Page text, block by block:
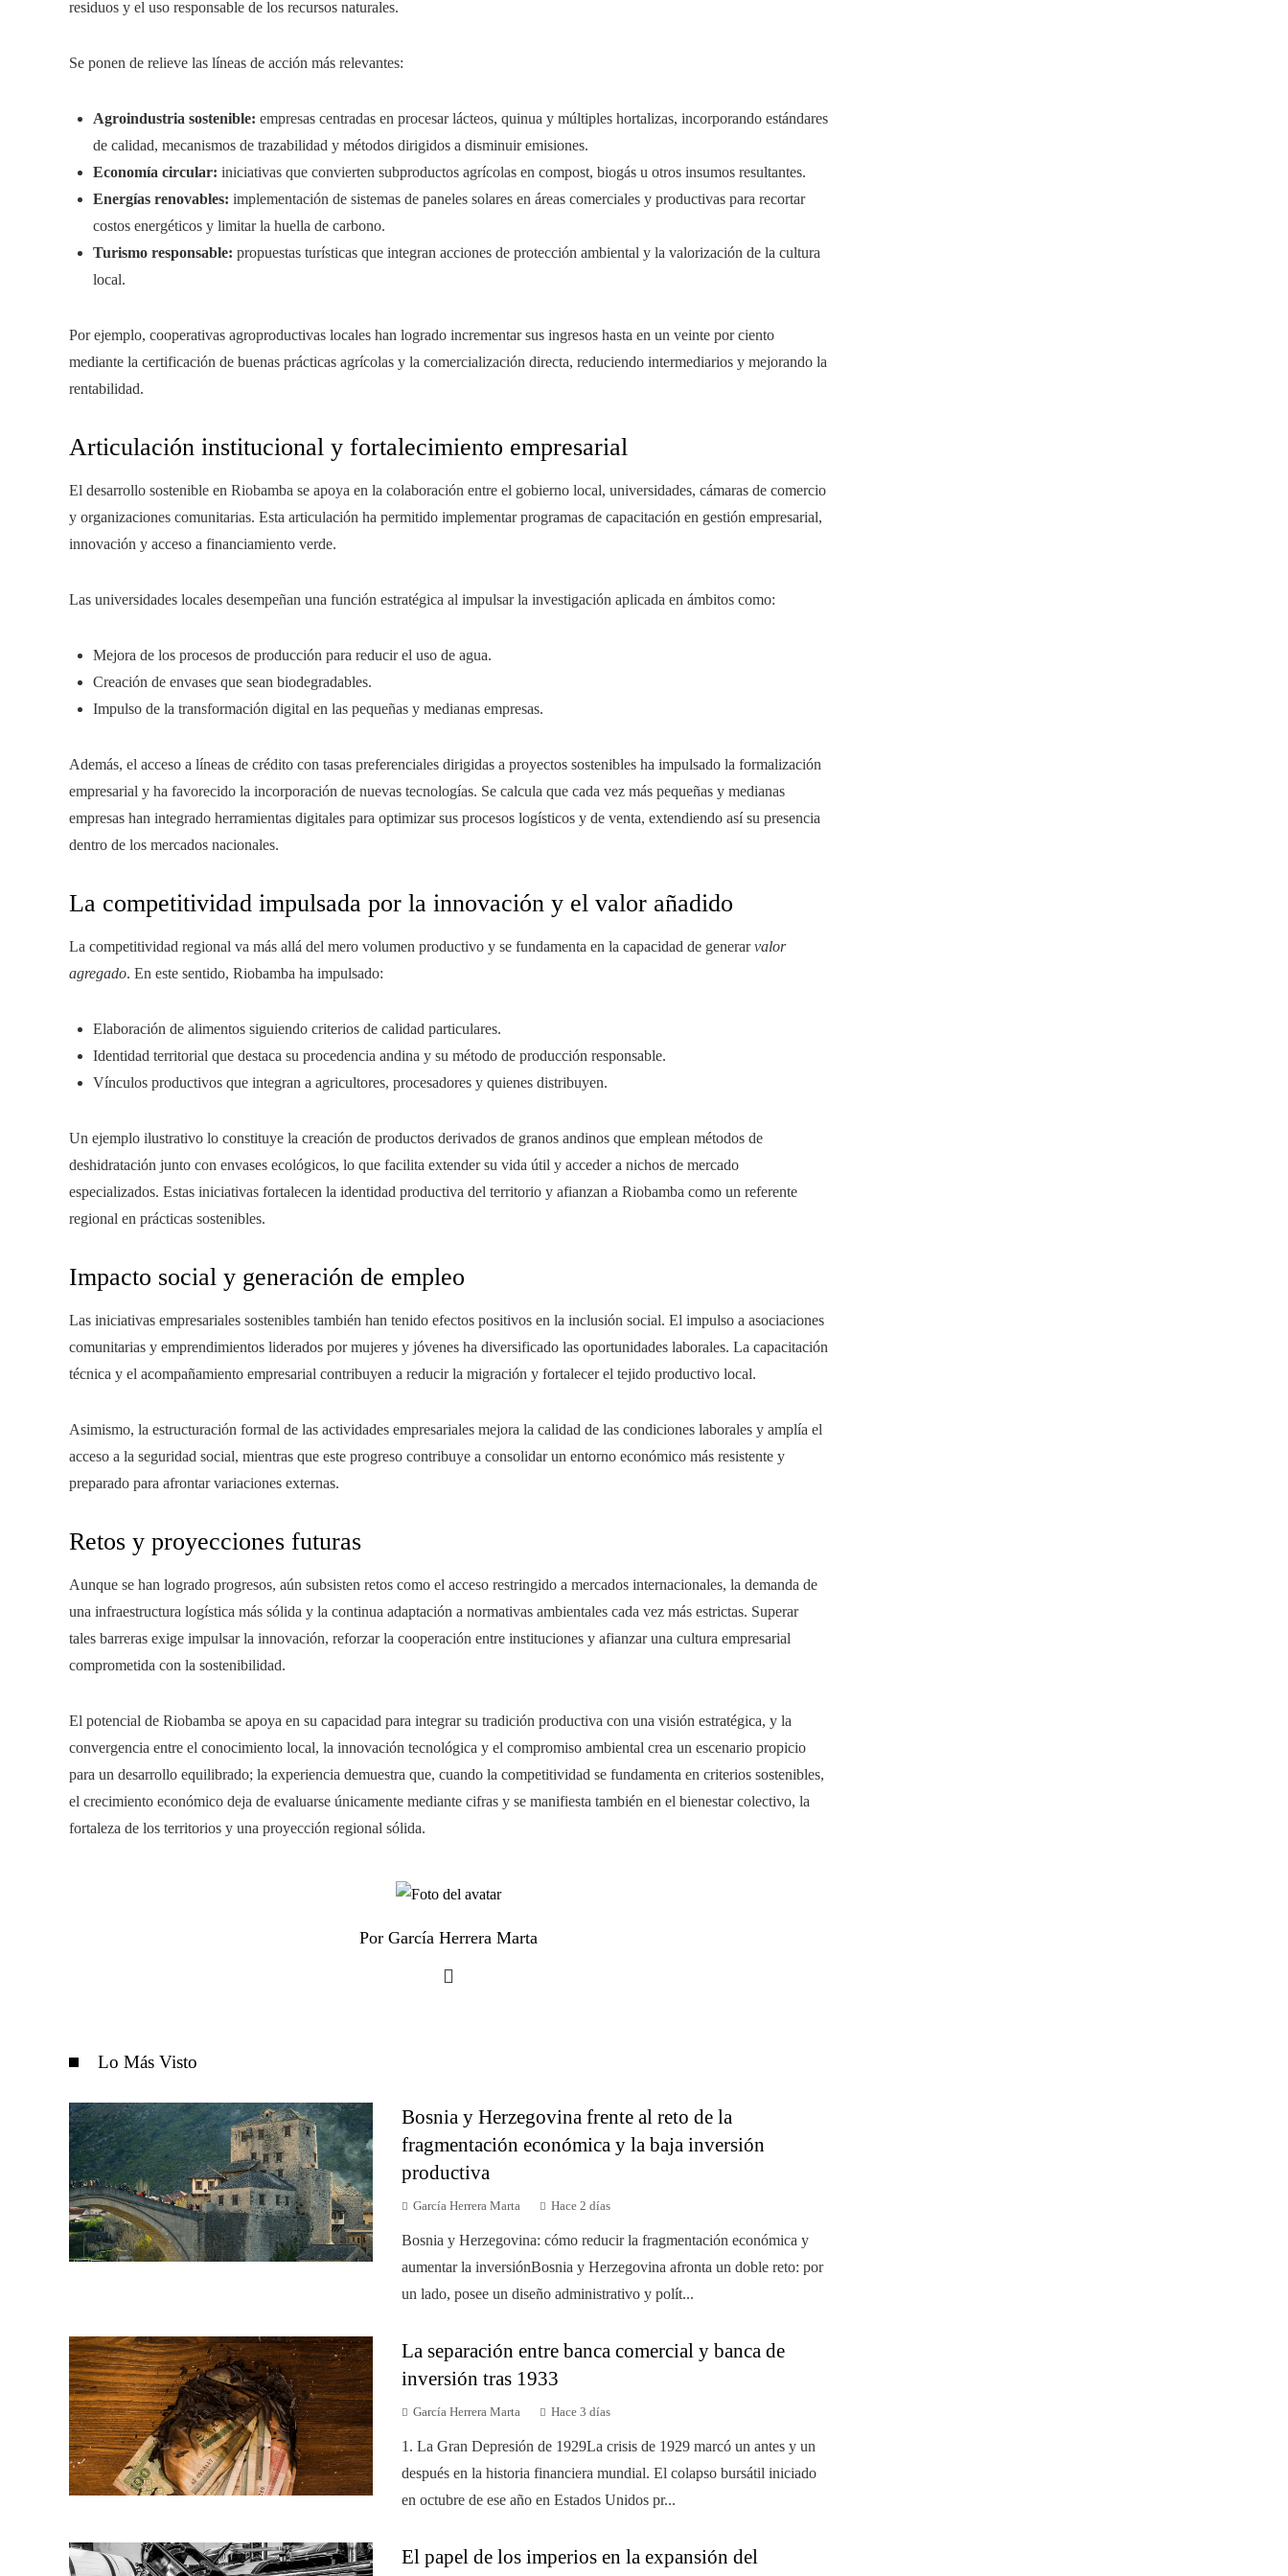
residuos y el uso responsable de los recursos naturales.
Se ponen de relieve las líneas de acción más relevantes:
Agroindustria sostenible: empresas centradas en procesar lácteos, quinua y múltiples hortalizas, incorporando estándares
de calidad, mecanismos de trazabilidad y métodos dirigidos a disminuir emisiones.
Economía circular: iniciativas que convierten subproductos agrícolas en compost, biogás u otros insumos resultantes.
Energías renovables: implementación de sistemas de paneles solares en áreas comerciales y productivas para recortar
costos energéticos y limitar la huella de carbono.
Turismo responsable: propuestas turísticas que integran acciones de protección ambiental y la valorización de la cultura
local.
Por ejemplo, cooperativas agroproductivas locales han logrado incrementar sus ingresos hasta en un veinte por ciento
mediante la certificación de buenas prácticas agrícolas y la comercialización directa, reduciendo intermediarios y mejorando la
rentabilidad.
Articulación institucional y fortalecimiento empresarial
El desarrollo sostenible en Riobamba se apoya en la colaboración entre el gobierno local, universidades, cámaras de comercio
y organizaciones comunitarias. Esta articulación ha permitido implementar programas de capacitación en gestión empresarial,
innovación y acceso a financiamiento verde.
Las universidades locales desempeñan una función estratégica al impulsar la investigación aplicada en ámbitos como:
Mejora de los procesos de producción para reducir el uso de agua.
Creación de envases que sean biodegradables.
Impulso de la transformación digital en las pequeñas y medianas empresas.
Además, el acceso a líneas de crédito con tasas preferenciales dirigidas a proyectos sostenibles ha impulsado la formalización
empresarial y ha favorecido la incorporación de nuevas tecnologías. Se calcula que cada vez más pequeñas y medianas
empresas han integrado herramientas digitales para optimizar sus procesos logísticos y de venta, extendiendo así su presencia
dentro de los mercados nacionales.
La competitividad impulsada por la innovación y el valor añadido
La competitividad regional va más allá del mero volumen productivo y se fundamenta en la capacidad de generarvalor
agregado. En este sentido, Riobamba ha impulsado:
Elaboración de alimentos siguiendo criterios de calidad particulares.
Identidad territorial que destaca su procedencia andina y su método de producción responsable.
Vínculos productivos que integran a agricultores, procesadores y quienes distribuyen.
Un ejemplo ilustrativo lo constituye la creación de productos derivados de granos andinos que emplean métodos de
deshidratación junto con envases ecológicos, lo que facilita extender su vida útil y acceder a nichos de mercado
especializados. Estas iniciativas fortalecen la identidad productiva del territorio y afianzan a Riobamba como un referente
regional en prácticas sostenibles.
Impacto social y generación de empleo
Las iniciativas empresariales sostenibles también han tenido efectos positivos en la inclusión social. El impulso a asociaciones
comunitarias y emprendimientos liderados por mujeres y jóvenes ha diversificado las oportunidades laborales. La capacitación
técnica y el acompañamiento empresarial contribuyen a reducir la migración y fortalecer el tejido productivo local.
Asimismo, la estructuración formal de las actividades empresariales mejora la calidad de las condiciones laborales y amplía el
acceso a la seguridad social, mientras que este progreso contribuye a consolidar un entorno económico más resistente y
preparado para afrontar variaciones externas.
Retos y proyecciones futuras
Aunque se han logrado progresos, aún subsisten retos como el acceso restringido a mercados internacionales, la demanda de
una infraestructura logística más sólida y la continua adaptación a normativas ambientales cada vez más estrictas. Superar
tales barreras exige impulsar la innovación, reforzar la cooperación entre instituciones y afianzar una cultura empresarial
comprometida con la sostenibilidad.
El potencial de Riobamba se apoya en su capacidad para integrar su tradición productiva con una visión estratégica, y la
convergencia entre el conocimiento local, la innovación tecnológica y el compromiso ambiental crea un escenario propicio
para un desarrollo equilibrado; la experiencia demuestra que, cuando la competitividad se fundamenta en criterios sostenibles,
el crecimiento económico deja de evaluarse únicamente mediante cifras y se manifiesta también en el bienestar colectivo, la
fortaleza de los territorios y una proyección regional sólida.
Por García Herrera Marta
Lo Más Visto
Bosnia y Herzegovina frente al reto de la
fragmentación económica y la baja inversión
productiva
García Herrera Marta Hace 2 días
Bosnia y Herzegovina: cómo reducir la fragmentación económica y
aumentar la inversiónBosnia y Herzegovina afronta un doble reto: por
un lado, posee un diseño administrativo y polít...
La separación entre banca comercial y banca de
inversión tras 1933
García Herrera Marta Hace 3 días
1. La Gran Depresión de 1929La crisis de 1929 marcó un antes y un
después en la historia financiera mundial. El colapso bursátil iniciado
en octubre de ese año en Estados Unidos pr...
El papel de los imperios en la expansión del